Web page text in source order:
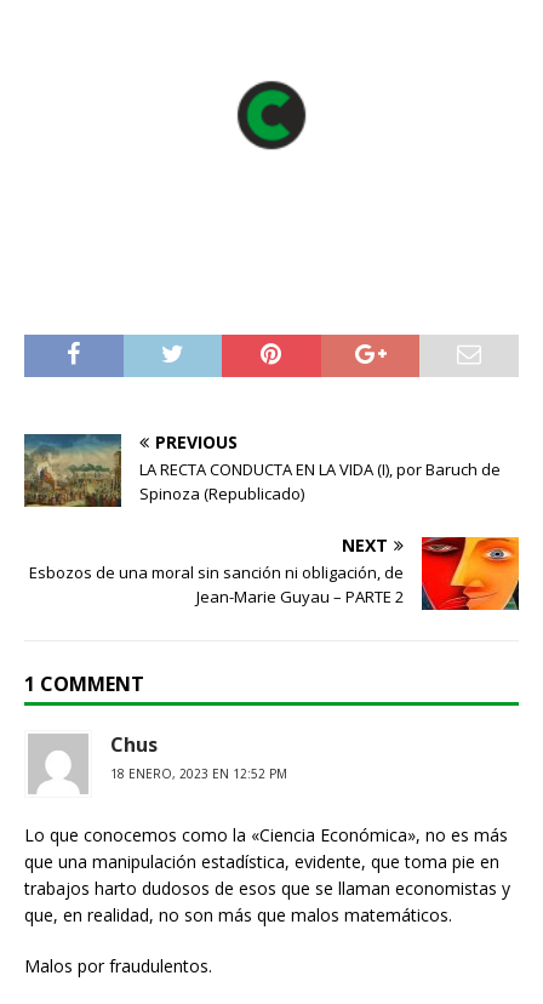
PREVIOUS
LA RECTA CONDUCTA EN LA VIDA (I), por Baruch de
Spinoza (Republicado)
NEXT
Esbozos de una moral sin sanción ni obligación, de
Jean-Marie Guyau – PARTE 2
1 COMMENT
Chus
18 ENERO, 2023 EN 12:52 PM
Lo que conocemos como la «Ciencia Económica», no es más
que una manipulación estadística, evidente, que toma pie en
trabajos harto dudosos de esos que se llaman economistas y
que, en realidad, no son más que malos matemáticos.
Malos por fraudulentos.